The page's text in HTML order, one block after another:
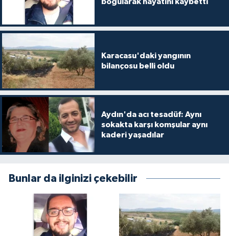
boğularak hayatını kaybetti
Karacasu'daki yangının
bilançosu belli oldu
Aydın'da acı tesadüf: Aynı
sokakta karşı komşular aynı
kaderi yaşadılar
Bunlar da ilginizi çekebilir